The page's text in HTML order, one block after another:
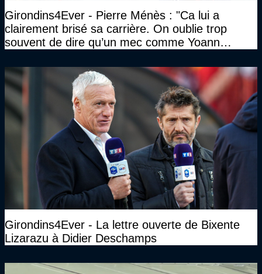
Girondins4Ever - Pierre Ménès : "Ca lui a
clairement brisé sa carrière. On oublie trop
souvent de dire qu’un mec comme Yoann
Girondins4Ever - La lettre ouverte de Bixente
Lizarazu à Didier Deschamps